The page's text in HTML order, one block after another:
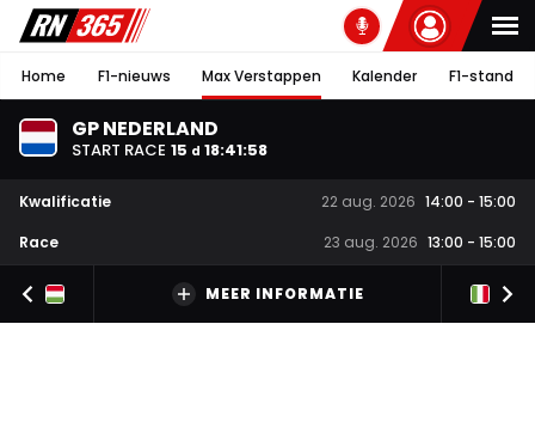
Home F1-nieuws Max Verstappen Kalender F1-stand
GP NEDERLAND
START RACE 15 d 18:41:57
Kwalificatie 22 aug. 2026 14:00 - 15:00
Race
23 aug. 2026 13:00 - 15:00
MEER INFORMATIE